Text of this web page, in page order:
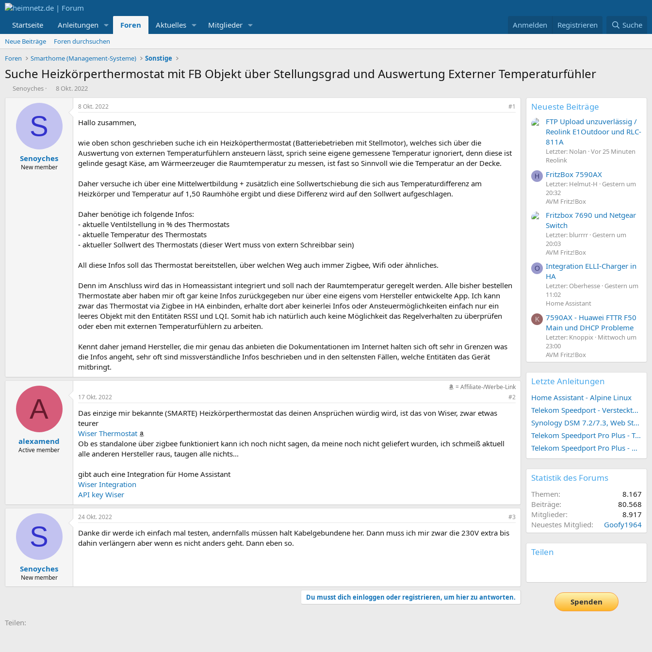
Startseite Anleitungen Foren Aktuelles Mitglieder Anmelden Registrieren Suche
Neue Beiträge
Foren durchsuchen
Foren
Smarthome (Management-Systeme) Sonstige
Suche Heizkörperthermostat mit FB Objekt über Stellungsgrad und Auswertung Externer Temperaturfühler
E
Senoyches
E
t
l
a
m
8 Okt. 2022
S
Senoyches
New member
8 Okt. 2022 #1
Hallo zusammen,
wie oben schon geschrieben suche ich ein Heizköperthermostat (Batteriebetrieben mit Stellmotor), welches sich über die
Auswertung von externen Temperaturfühlern ansteuern lässt, sprich seine eigene gemessene Temperatur ignoriert, denn diese ist
gelinde gesagt Käse, am Wärmeerzeuger die Raumtemperatur zu messen, ist fast so Sinnvoll wie die Temperatur an der Decke.
Daher versuche ich über eine Mittelwertbildung + zusätzlich eine Sollwertschiebung die sich aus Temperaturdifferenz am
Heizkörper und Temperatur auf 1,50 Raumhöhe ergibt und diese Differenz wird auf den Sollwert aufgeschlagen.
Daher benötige ich folgende Infos:
- aktuelle Ventilstellung in % des Thermostats
- aktuelle Temperatur des Thermostats
- aktueller Sollwert des Thermostats (dieser Wert muss von extern Schreibbar sein)
All diese Infos soll das Thermostat bereitstellen, über welchen Weg auch immer Zigbee, Wifi oder ähnliches.
Denn im Anschluss wird das in Homeassistant integriert und soll nach der Raumtemperatur geregelt werden. Alle bisher bestellen
Thermostate aber haben mir oft gar keine Infos zurückgegeben nur über eine eigens vom Hersteller entwickelte App. Ich kann
zwar das Thermostat via Zigbee in HA einbinden, erhalte dort aber keinerlei Infos oder Ansteuermöglichkeiten einfach nur ein
leeres Objekt mit den Entitäten RSSI und LQI. Somit hab ich natürlich auch keine Möglichkeit das Regelverhalten zu überprüfen
oder eben mit externen Temperaturfühlern zu arbeiten.
Kennt daher jemand Hersteller, die mir genau das anbieten die Dokumentationen im Internet halten sich oft sehr in Grenzen was
die Infos angeht, sehr oft sind missverständliche Infos beschrieben und in den seltensten Fällen, welche Entitäten das Gerät
mitbringt.
A
alexamend
Active member
= Affiliate-/Werbe-Link
17 Okt. 2022
#2
Das einzige mir bekannte (SMARTE) Heizkörperthermostat das deinen Ansprüchen würdig wird, ist das von Wiser, zwar etwas
teurer
Wiser Thermostat
Ob es standalone über zigbee funktioniert kann ich noch nicht sagen, da meine noch nicht geliefert wurden, ich schmeiß aktuell
alle anderen Hersteller raus, taugen alle nichts...
gibt auch eine Integration für Home Assistant
Wiser Integration
API key Wiser
S
Senoyches
New member
24 Okt. 2022 #3
Danke dir werde ich einfach mal testen, andernfalls müssen halt Kabelgebundene her. Dann muss ich mir zwar die 230V extra bis
dahin verlängern aber wenn es nicht anders geht. Dann eben so.
Du musst dich einloggen oder registrieren, um hier zu antworten.
Teilen:
Neueste Beiträge
FTP Upload unzuverlässig /
Reolink E1Outdoor und RLC-
811A
Letzter: Nolan Vor 25 Minuten
Reolink
H FritzBox 7590AX
Letzter: Helmut-H
Gestern um
20:32
AVM Fritz!Box
Fritzbox 7690 und Netgear
Switch
Letzter: blurrrr Gestern um
20:03
AVM Fritz!Box
O
Integration ELLI-Charger in
HA
Letzter: Oberhesse Gestern um
11:02
Home Assistant
K
7590AX - Huawei FTTR F50
Main und DHCP Probleme
Letzter: Knoppix
Mittwoch um
23:00
AVM Fritz!Box
Letzte Anleitungen
Home Assistant - Alpine Linux
Telekom Speedport - Versteckte Konfigurationen
Synology DSM 7.2/7.3, Web Station 4, Webdienst und Webportal erstellen (ehemals vHost)
Telekom Speedport Pro Plus - Telefonie einrichten
Telekom Speedport Pro Plus - Netzwerk einrichten
Statistik des Forums
Themen
8.167
Beiträge
80.568
Mitglieder
8.917
Neuestes Mitglied
Goofy1964
Teilen
Spenden